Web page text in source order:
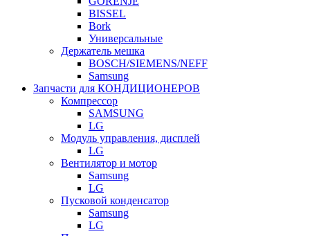
BISSEL
Bork
Универсальные
Держатель мешка
BOSCH/SIEMENS/NEFF
Samsung
Запчасти для КОНДИЦИОНЕРОВ
Компрессор
SAMSUNG
LG
Модуль управления, дисплей
LG
Вентилятор и мотор
Samsung
LG
Пусковой конденсатор
Samsung
LG